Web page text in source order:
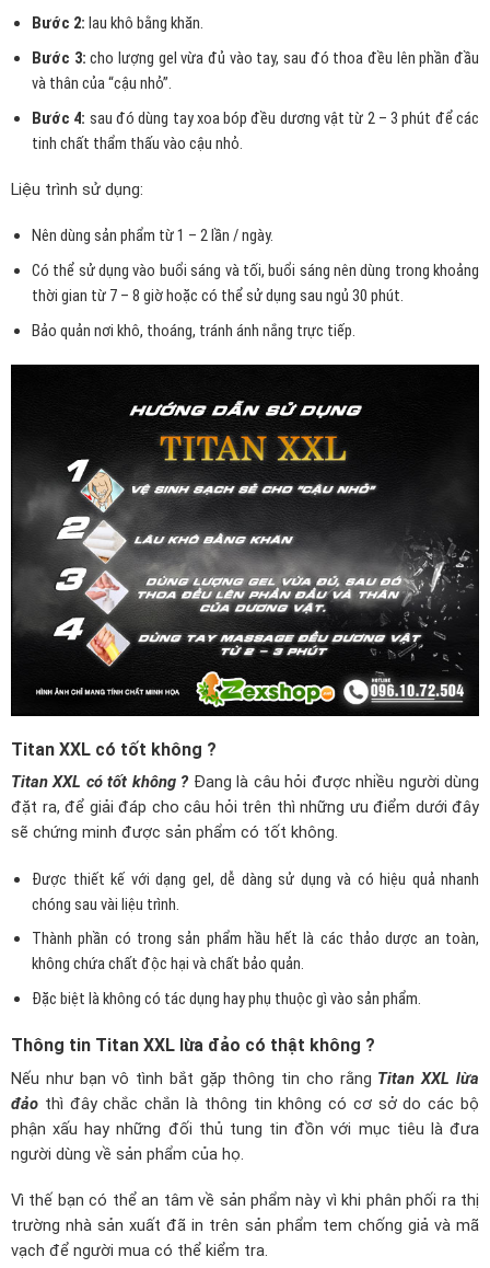
Bước 2: lau khô bằng khăn.
Bước 3: cho lượng gel vừa đủ vào tay, sau đó thoa đều lên phần đầu
và thân của “cậu nhỏ”.
Bước 4: sau đó dùng tay xoa bóp đều dương vật từ 2 – 3 phút để các
tinh chất thẩm thấu vào cậu nhỏ.
Liệu trình sử dụng:
Nên dùng sản phẩm từ 1 – 2 lần / ngày.
Có thể sử dụng vào buổi sáng và tối, buổi sáng nên dùng trong khoảng
thời gian từ 7 – 8 giờ hoặc có thể sử dụng sau ngủ 30 phút.
Bảo quản nơi khô, thoáng, tránh ánh nắng trực tiếp.
Titan XXL có tốt không ?
Titan XXL có tốt không ? Đang là câu hỏi được nhiều người dùng
đặt ra, để giải đáp cho câu hỏi trên thì những ưu điểm dưới đây
sẽ chứng minh được sản phẩm có tốt không.
Được thiết kế với dạng gel, dễ dàng sử dụng và có hiệu quả nhanh
chóng sau vài liệu trình.
Thành phần có trong sản phẩm hầu hết là các thảo dược an toàn,
không chứa chất độc hại và chất bảo quản.
Đặc biệt là không có tác dụng hay phụ thuộc gì vào sản phẩm.
Thông tin Titan XXL lừa đảo có thật không ?
Nếu như bạn vô tình bắt gặp thông tin cho rằng Titan XXL lừa
đảo thì đây chắc chắn là thông tin không có cơ sở do các bộ
phận xấu hay những đối thủ tung tin đồn với mục tiêu là đưa
người dùng về sản phẩm của họ.
Vì thế bạn có thể an tâm về sản phẩm này vì khi phân phối ra thị
trường nhà sản xuất đã in trên sản phẩm tem chống giả và mã
vạch để người mua có thể kiểm tra.